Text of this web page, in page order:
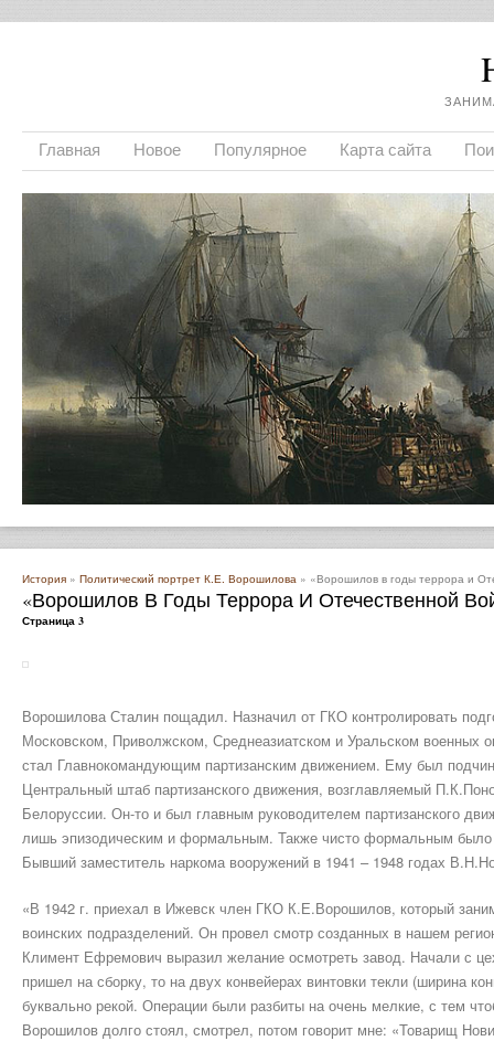
Главная Новое Популярное Карта сайта
История » Политический портрет К.Е. Ворошилова » «Ворошилов в годы террора и
«Ворошилов В Годы Террора И Отечественной
Страница 3
Ворошилова Сталин пощадил. Назначил от ГКО контролировать
Московском, Приволжском, Среднеазиатском и Уральском военных
стал Главнокомандующим партизанским движением. Ему был
Центральный штаб партизанского движения, возглавляемый
Белоруссии. Он-то и был главным руководителем партизанского
лишь эпизодическим и формальным. Также чисто формальным
Бывший заместитель наркома вооружений в 1941 – 1948 годах
«В 1942 г. приехал в Ижевск член ГКО К.Е.Ворошилов, который
воинских подразделений. Он провел смотр созданных в нашем
Климент Ефремович выразил желание осмотреть завод. Начали с
пришел на сборку, то на двух конвейерах винтовки текли (ширина
буквально рекой. Операции были разбиты на очень мелкие, с тем
Ворошилов долго стоял, смотрел, потом говорит мне: «Товарищ